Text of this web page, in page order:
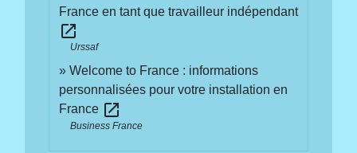
France en tant que travailleur indépendant
open_in_new
Urssaf
Welcome to France : informations
personnalisées pour votre installation en
France open_in_new
Business France